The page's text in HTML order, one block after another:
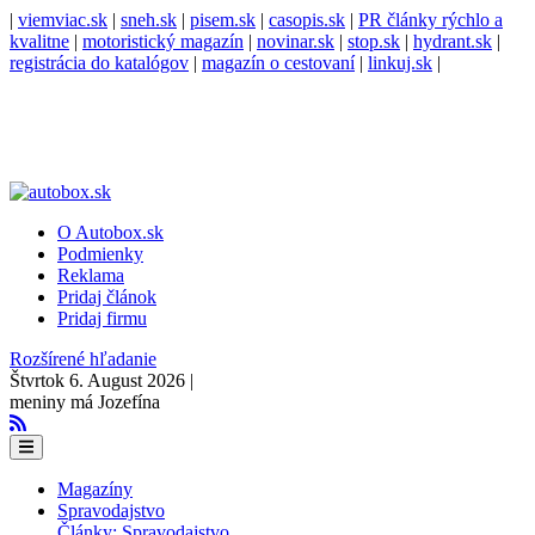
| viemviac.sk | sneh.sk | pisem.sk | casopis.sk | PR články rýchlo a
kvalitne | motoristický magazín | novinar.sk | stop.sk | hydrant.sk |
registrácia do katalógov | magazín o cestovaní| linkuj.sk |
O Autobox.sk
Podmienky
Reklama
Pridaj článok
Pridaj firmu
Rozšírené hľadanie
Štvrtok 6. August 2026 |
meniny má Jozefína
Magazíny
Spravodajstvo